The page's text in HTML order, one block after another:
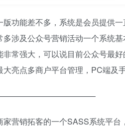
版功能差不多，系统是会员提供
涉及公众号营销活动一个系统
非常强大，可以说目前公众号最
亮点多商户平台管理，PC端及
营销拓客的一个SASS系统平